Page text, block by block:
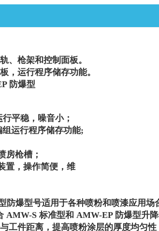
、枪架和控制面板。
，运行程序储存功能。
防爆型
平稳，噪音小；
运行程序储存功能;
房枪槽；
置，操作简便，维
防爆型号适用于各种喷粉和喷漆应用场
S 标准型和 AMW-EP 防爆型升降
工件距离，提高喷粉涂层的厚度均匀性